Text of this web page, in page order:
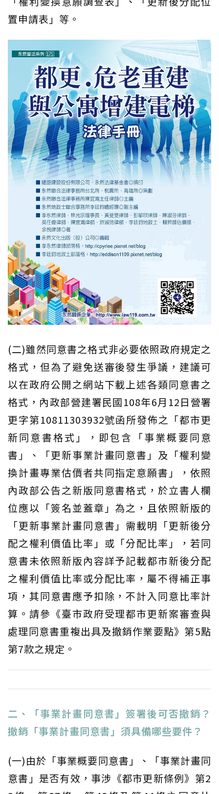
置申請表」等。
(二)雖然同意書之格式非必要依照政府規定之
格式，但為了避免送審後發生爭議，建議可
以在政府公開之網站下載上述各類同意書之
格式，內政部營建署民國108年6月12日營署
更字第10811303932號函所發佈之「都市更
新同意書格式」，即包含「事業概要同意
書」、「更新事業計畫同意書」及「權利變
換計畫專業估價者共同指定意願書」，依照
內政部公告之新版同意書格式，於立書人欄
位應以「簽名並蓋章」為之，且依照新版的
「更新事業計畫同意書」需載明「更新後分
配之權利價值比率」或「分配比率」，若同
意書未依照新版內容詳予記載都市新後分配
之權利價值比率或分配比率，屬不得補正事
項，其同意書應予扣除，不計入同意比率計
算。請參《臺市政府受理都市更新案審查與
處理同意書重複出具及撤銷作業要點》第5點
第7款之規定。
二、「事業計畫同意書」簽署後可否撤銷？
撤銷「事業計畫同意書」須具備哪些要件？
(一)由於「事業概要同意書」、「事業計畫同
意書」是否有效，事涉《都市更新條例》第2